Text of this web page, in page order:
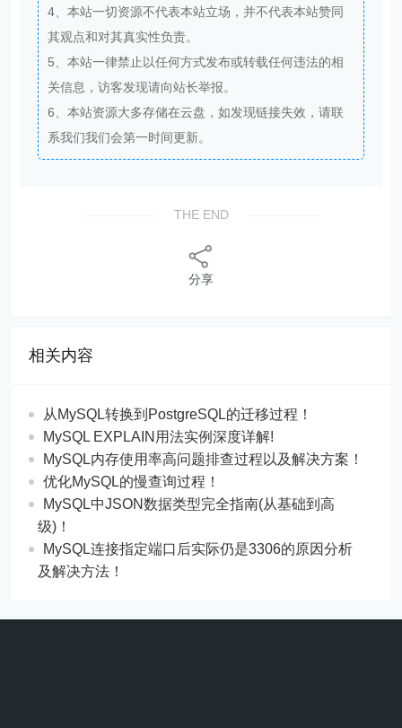
4、本站一切资源不代表本站立场，并不代表本站赞同
其观点和对其真实性负责。
5、本站一律禁止以任何方式发布或转载任何违法的相
关信息，访客发现请向站长举报。
6、本站资源大多存储在云盘，如发现链接失效，请联
系我们我们会第一时间更新。
THE END
分享
相关内容
从MySQL转换到PostgreSQL的迁移过程！
MySQL EXPLAIN用法实例深度详解!
MySQL内存使用率高问题排查过程以及解决方案！
优化MySQL的慢查询过程！
MySQL中JSON数据类型完全指南(从基础到高
级)！
MySQL连接指定端口后实际仍是3306的原因分析
及解决方法！